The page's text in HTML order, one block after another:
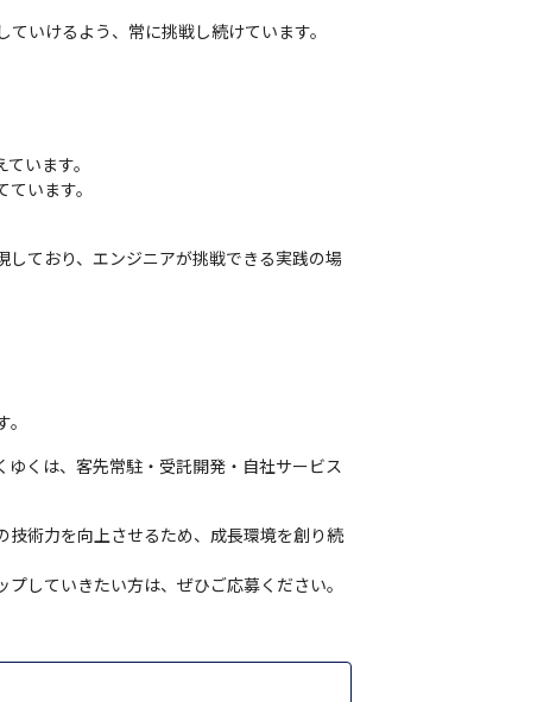
いけるよう、常に挑戦し続けています。
います。
います。
ており、エンジニアが挑戦できる実践の場
くは、客先常駐・受託開発・自社サービス
術力を向上させるため、成長環境を創り続
していきたい方は、ぜひご応募ください。